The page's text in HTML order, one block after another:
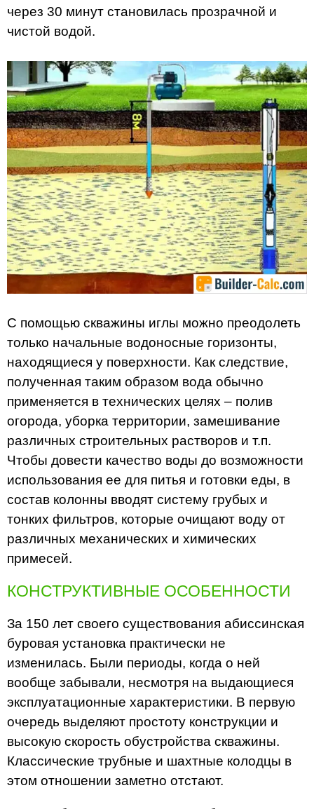
через 30 минут становилась прозрачной и
чистой водой.
С помощью скважины иглы можно преодолеть
только начальные водоносные горизонты,
находящиеся у поверхности. Как следствие,
полученная таким образом вода обычно
применяется в технических целях – полив
огорода, уборка территории, замешивание
различных строительных растворов и т.п.
Чтобы довести качество воды до возможности
использования ее для питья и готовки еды, в
состав колонны вводят систему грубых и
тонких фильтров, которые очищают воду от
различных механических и химических
примесей.
КОНСТРУКТИВНЫЕ ОСОБЕННОСТИ
За 150 лет своего существования абиссинская
буровая установка практически не
изменилась. Были периоды, когда о ней
вообще забывали, несмотря на выдающиеся
эксплуатационные характеристики. В первую
очередь выделяют простоту конструкции и
высокую скорость обустройства скважины.
Классические трубные и шахтные колодцы в
этом отношении заметно отстают.